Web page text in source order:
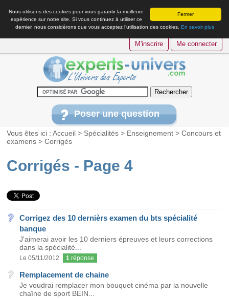
Fermer
Nous utilisons des cookies pour vous garantir la meilleure
expérience sur notre site. Si vous continuez à utiliser ce
dernier, nous considérons que vous acceptez l’utilisation des cookies. En savoir plus
M'inscrire Me connecter
Poser une question
Vous êtes ici :Accueil > Spécialités > Enseignement >Concours et
examens >Corrigés
Corrigés - Page 4
Corrigez des 10 dernièrs examen du bts spécialité
banque
J'aimerai avoir les 10 derniers épreuves et leurs corrections
dans la spécialité...
Le 05/11/2012 1 réponse
Remplacement de chaine
Je voudrai remplacer mon bouquet cinéma par la nouvelle
chaîne de sport BEIN...